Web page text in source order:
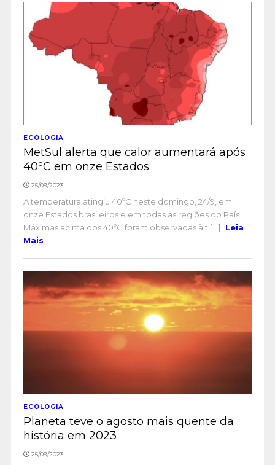
ECOLOGIA
MetSul alerta que calor aumentará após
40ºC em onze Estados
25/09/2023
A temperatura atingiu 40ºC neste domingo, 24/9, em
onze Estados brasileiros e em todas as regiões do País.
Máximas acima dos 40ºC foram observadas à t [...]
Leia
Mais
ECOLOGIA
Planeta teve o agosto mais quente da
história em 2023
25/09/2023